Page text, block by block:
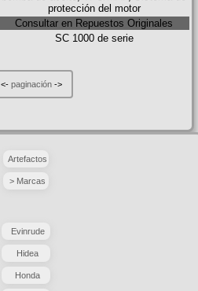
protección del motor
Consultar en Repuestos Originales
SC 1000 de serie
<-paginación ->
Artefactos
> Marcas
Evinrude
Hidea
Honda